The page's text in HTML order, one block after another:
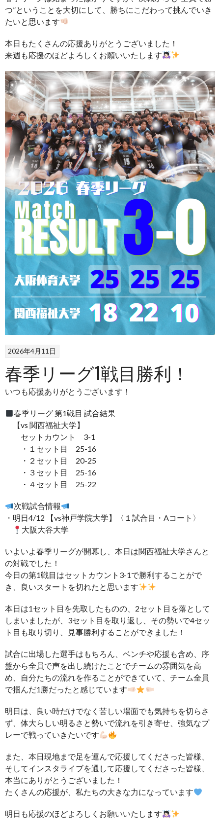
つ”ということを大切にして、勝ちにこだわって挑んでいき
たいと思います
本日もたくさんの応援ありがとうございました！
来週も応援のほどよろしくお願いいたします
2026年4月11日
春季リーグ1戦目勝利！
いつも応援ありがとうございます！
春季リーグ 第1戦目 試合結果
【vs 関西福祉大学】
セットカウント 3-1
・１セット目 25-16
・２セット目 20-25
・３セット目 25-16
・４セット目 25-22
次戦試合情報
・明日4/12 【vs神戸学院大学】〈１試合目・Aコート〉
大阪大谷大学
いよいよ春季リーグが開幕し、本日は関西福祉大学さんと
の対戦でした！
今日の第1戦目はセットカウント3-1で勝利することがで
き、良いスタートを切れたと思います
本日は1セット目を先取したものの、2セット目を落として
しまいましたが、3セット目を取り返し、その勢いで4セッ
ト目も取り切り、見事勝利することができました！
試合に出場した選手はもちろん、ベンチや応援も含め、序
盤から全員で声を出し続けたことでチームの雰囲気を高
め、自分たちの流れを作ることができていて、チーム全員
で掴んだ1勝だったと感じています
明日は、良い時だけでなく苦しい場面でも気持ちを切らさ
ず、体大らしい明るさと勢いで流れを引き寄せ、強気なプ
レーで戦っていきたいです
また、本日現地まで足を運んで応援してくださった皆様、
そしてインスタライブを通して応援してくださった皆様、
本当にありがとうございました！
たくさんの応援が、私たちの大きな力になっています
明日も応援のほどよろしくお願いいたします